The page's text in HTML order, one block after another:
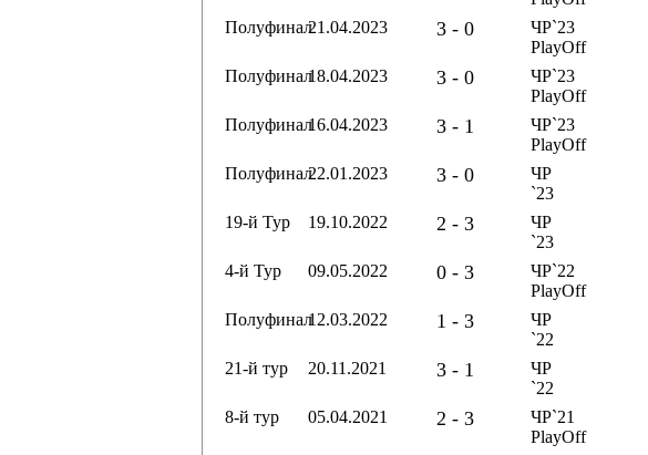
Полуфинал21.04.2023 3 - 0
ЧР`23
PlayOff
Полуфинал18.04.2023 3 - 0
ЧР`23
PlayOff
Полуфинал16.04.2023 3 - 1
ЧР`23
PlayOff
Полуфинал22.01.2023 3 - 0
ЧР
`23
19-й Тур
19.10.2022 2 - 3
ЧР
`23
4-й Тур
09.05.2022 0 - 3
ЧР`22
PlayOff
Полуфинал12.03.2022 1 - 3
ЧР
`22
21-й тур
20.11.2021 3 - 1
ЧР
`22
8-й тур
05.04.2021 2 - 3
ЧР`21
PlayOff